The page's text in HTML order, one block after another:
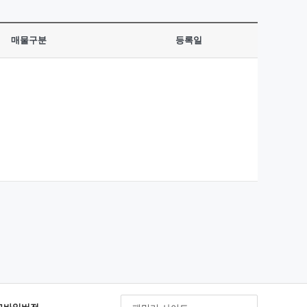
매물구분 등록일